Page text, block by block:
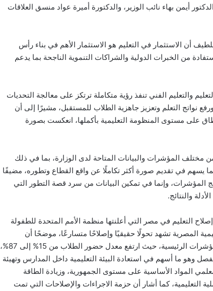
أيمن بهاء نائب الوزير، والدكتورة أميرة عواد منسق العلاقات
أن الاستثمار في التعليم هو الاستثمار الأهم في بناء رأس
من الخبرات الدولية والشراكات التنموية الناجحة بما يدعم
والتعليم الفني تنفذ رؤية متكاملة ترتكز على معالجة التحديات
نواتج التعلم وتعزيز جاهزية الطلاب للمستقبل، مشيرًا إلى أن
على مستوى المنظومة التعليمية بأكملها، انعكست بصورة
من مختلف المؤشرات والبيانات المتاحة لدى الوزارة، بما في ذلك
يسهم في تقديم صورة أكثر تكاملًا عن واقع القطاع وتطوره، مضيفًا
وإنما في تمكين البيانات من سرد قصة التطور التي
والنتائج.
التعليم في مصر التي أعلنتها منظمة الأمم المتحدة للطفولة
المصرية تشهد تحولًا حقيقيًا وإصلاحًا متسارعًا، موضحًا أن
الدراسة كشفت عن تحسن واضح في عدد من المؤشرات الرئيسية، حيث ارتفع معدل حضور الطلاب من 15% إلى 87%،
لأقل من ٥٠ طالبا في الفصل وهو ما أسهم في استعادة البيئة التعليمية داخل المدارس وتهيئة
المواد الأساسية على مستوى الجمهورية، وزيادة الطاقة
ودعم استقرار العملية التعليمية، كما أشار أن حزمة الاجراءات والإصلاحات التي تمت